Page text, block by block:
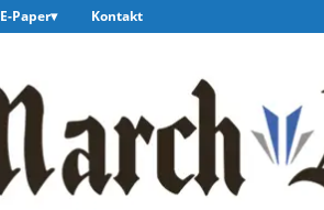
E-Paper Kontakt